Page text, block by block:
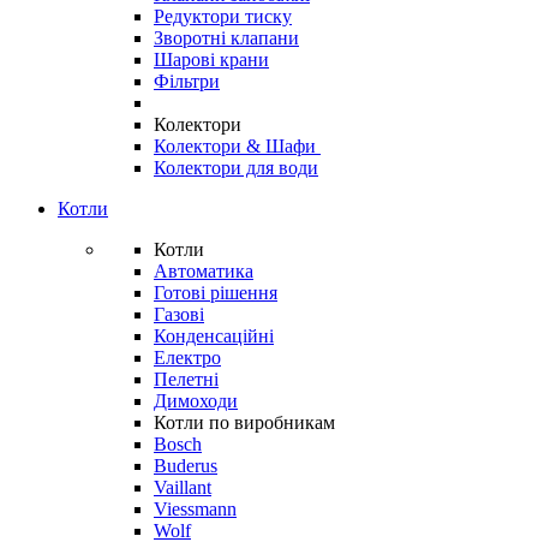
Редуктори тиску
Зворотні клапани
Шарові крани
Фільтри
Колектори
Колектори & Шафи
Колектори для води
Котли
Котли
Автоматика
Готові рішення
Газові
Конденсаційні
Електро
Пелетні
Димоходи
Котли по виробникам
Bosch
Buderus
Vaillant
Viessmann
Wolf